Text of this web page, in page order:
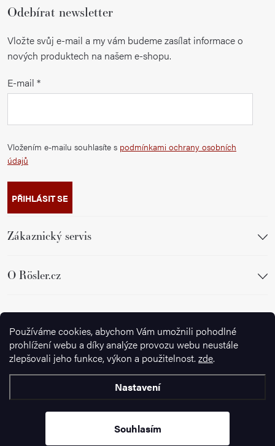
Používáme cookies, abychom Vám umožnili pohodlné
prohlížení webu a díky analýze provozu webu neustále
zlepšovali jeho funkce, výkon a použitelnost. zde.
Nastavení
Souhlasím
Odebírat newsletter
Vložte svůj e-mail a my vám budeme zasílat informace o
nových produktech na našem e-shopu.
E-mail
Vložením e-mailu souhlasíte s podmínkami ochrany osobních
údajů
PŘIHLÁSIT SE
Zákaznický servis
O Rösler.cz
Sledujte nás
nastavení cookies